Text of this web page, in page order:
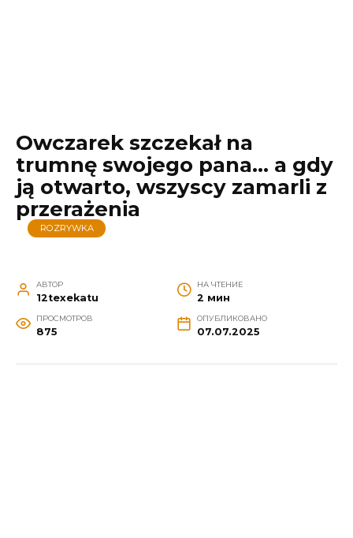
Owczarek szczekał na
trumnę swojego pana… a gdy
ją otwarto, wszyscy zamarli z
przerażenia
ROZRYWKA
АВТОР
12texekatu
НА ЧТЕНИЕ
2 мин
ПРОСМОТРОВ
875
ОПУБЛИКОВАНО
07.07.2025